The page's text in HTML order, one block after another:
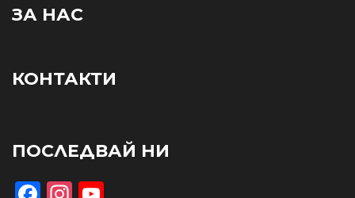
ЗА НАС
КОНТАКТИ
ПОСЛЕДВАЙ НИ